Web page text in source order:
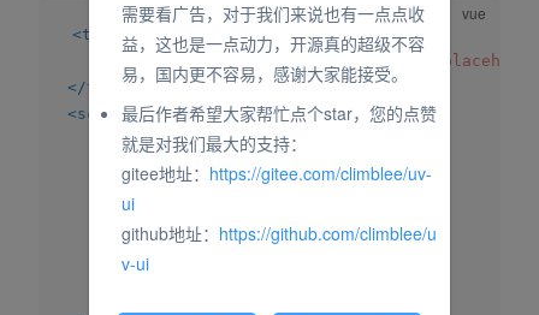
<template>
</template>
<script>
export default {
data( )
{
}
}
需要看广告，对于我们来说也有一点点收
益，这也是一点动力，开源真的超级不容
易，国内更不容易，感谢大家能接受。
最后作者希望大家帮忙点个star，您的点赞
就是对我们最大的支持：
gitee地址： https://gitee.com/climblee/uv-
ui
github地址： https://github.com/climblee/u
v-ui